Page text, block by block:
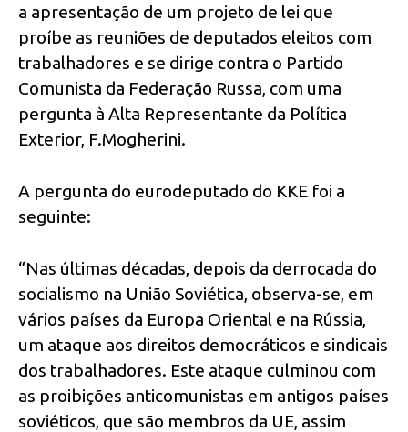
a apresentação de um projeto de lei que
proíbe as reuniões de deputados eleitos com
trabalhadores e se dirige contra o Partido
Comunista da Federação Russa, com uma
pergunta à Alta Representante da Política
Exterior, F.Mogherini.
A pergunta do eurodeputado do KKE foi a
seguinte:
“Nas últimas décadas, depois da derrocada do
socialismo na União Soviética, observa-se, em
vários países da Europa Oriental e na Rússia,
um ataque aos direitos democráticos e sindicais
dos trabalhadores. Este ataque culminou com
as proibições anticomunistas em antigos países
soviéticos, que são membros da UE, assim